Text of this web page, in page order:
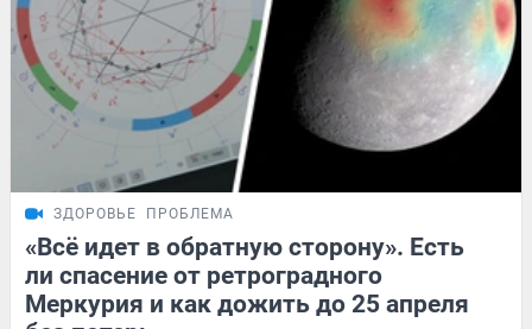
ЗДОРОВЬЕ ПРОБЛЕМА
«Всё идет в обратную сторону». Есть
ли спасение от ретроградного
Меркурия и как дожить до 25 апреля